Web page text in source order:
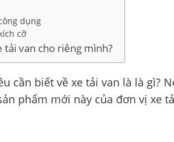
dụng
cỡ
tải van cho riêng mình?
cần biết về xe tải van là là gì?
phẩm mới này của đơn vị xe